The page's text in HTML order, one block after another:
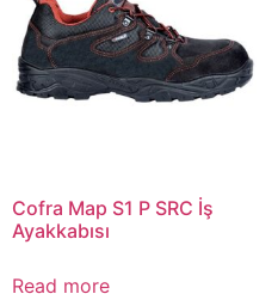
Cofra Map S1 P SRC İş
Ayakkabısı
Read more